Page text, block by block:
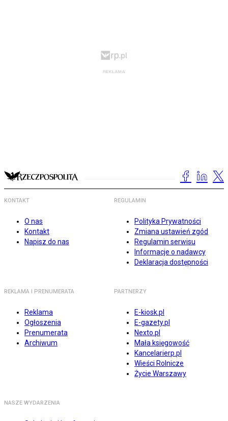
KONTAKT
O nas
Kontakt
Napisz do nas
REGULAMIN
Polityka Prywatności
Zmiana ustawień zgód
Regulamin serwisu
Informacje o nadawcy
Deklaracja dostępności
REKLAMA I PRENUMERATA
Reklama
Ogłoszenia
Prenumerata
Archiwum
PARTNERZY
E-kiosk.pl
E-gazety.pl
Nexto.pl
Mała księgowość
Kancelarierp.pl
Wieści Rolnicze
Życie Warszawy
NASZE WYDARZENIA